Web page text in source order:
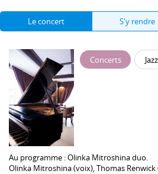
Le concert S'y rendre
Concerts
Au programme :Olinka Mitroshinaduo.
Olinka Mitroshina(voix),Thomas Renwick